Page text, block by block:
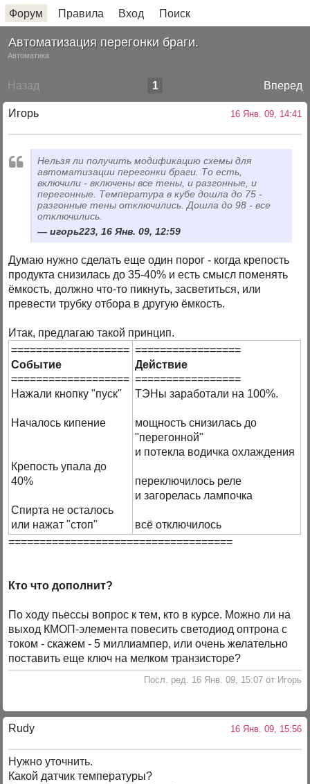
Форум Правила Вход Поиск
Автоматизация перегонки браги.
Автоматика
Назад Вперед
1
Игорь 16 Янв. 09, 14:41
Нельзя ли получить модификацию схемы для
автоматизации перегонки браги. То есть,
включили - включены все тены, и разгонные, и
перегонные. Температура в кубе дошла до 75 -
разгонные тены отключились. Дошла до 98 - все
отключились.
игорь223, 16 Янв. 09, 12:59
Думаю нужно сделать еще один порог - когда крепость
продукта снизилась до 35-40% и есть смысл поменять
ёмкость, должно что-то пикнуть, засветиться, или
превести трубку отбора в другую ёмкость.
Итак, предлагаю такой принцип.
===================
Событие
===================
Нажали кнопку "пуск"
Началось кипение
Крепость упала до
40%
Спирта не осталось
или нажат "стоп"
=================
Действие
=================
ТЭНы заработали на 100%.
мощность снизилась до
"перегонной"
и потекла водичка охлаждения
переключилось реле
и загорелась лампочка
всё отключилось
====================================
Кто что дополнит?
По ходу пьессы вопрос к тем, кто в курсе. Можно ли на
выход КМОП-элемента повесить светодиод оптрона с
током - скажем - 5 миллиампер, или очень желательно
поставить еще ключ на мелком транзисторе?
Посл. ред. 16 Янв. 09, 15:07 от Игорь
Rudy 16 Янв. 09, 15:56
Нужно уточнить.
Какой датчик температуры?